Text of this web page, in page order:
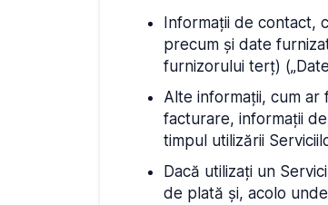
Informații de contact,
precum și date
furnizorului terț)
Alte informații, cum
facturare, informații
timpul utilizării
Dacă utilizați un
de plată și, acolo